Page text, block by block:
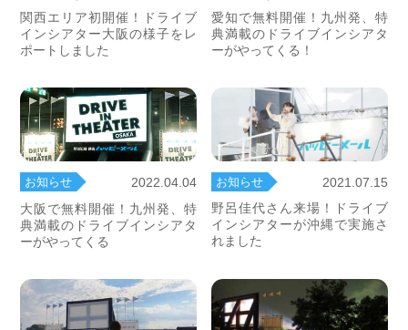
関西エリア初開催！ドライブ
インシアター大阪の様子をレ
ポートしました
愛知で無料開催！九州発、特
典満載のドライブインシアタ
ーがやってくる！
お知らせ
2022.04.04
大阪で無料開催！九州発、特
典満載のドライブインシアタ
ーがやってくる
お知らせ
2021.07.15
野呂佳代さん来場！ドライブ
インシアターが沖縄で実施さ
れました